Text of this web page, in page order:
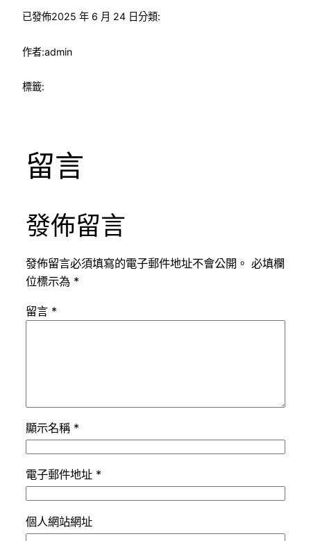
已發佈2025 年 6 月 24 日分類:
作者:admin
標籤:
留言
發佈留言
發佈留言必須填寫的電子郵件地址不會公開。 必填欄
位標示為 *
留言 *
顯示名稱 *
電子郵件地址 *
個人網站網址